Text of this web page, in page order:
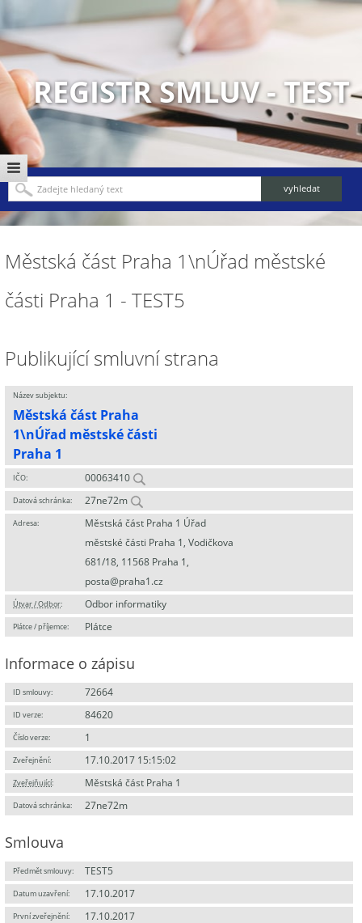
REGISTR SMLUV - TEST
Městská část Praha 1\nÚřad městské
části Praha 1 - TEST5
Publikující smluvní strana
Název subjektu:
Městská část Praha
1\nÚřad městské části
Praha 1
IČO: 00063410
Datová schránka: 27ne72m
Adresa:
Městská část Praha 1 Úřad
městské části Praha 1, Vodičkova
681/18, 11568 Praha 1,
posta@praha1.cz
Útvar / Odbor: Odbor informatiky
Plátce / příjemce: Plátce
Informace o zápisu
ID smlouvy: 72664
ID verze: 84620
Číslo verze: 1
Zveřejnění: 17.10.2017 15:15:02
Zveřejňující: Městská část Praha 1
Datová schránka: 27ne72m
Smlouva
Předmět smlouvy: TEST5
Datum uzavření: 17.10.2017
První zveřejnění: 17.10.2017